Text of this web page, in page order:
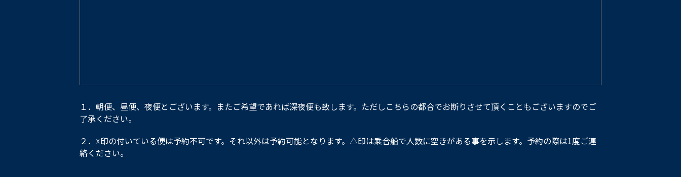
１．朝便、昼便、夜便とございます。またご希望であれば深夜便も致します。ただしこちらの都合でお断りさせて頂くこともございますのでご
了承ください。
２．☓印の付いている便は予約不可です。それ以外は予約可能となります。△印は乗合船で人数に空きがある事を示します。予約の際は1度ご連
絡ください。